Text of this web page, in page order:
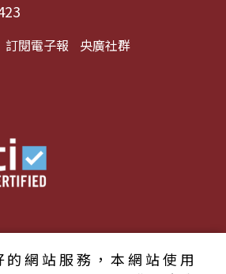
訂閱電子報 央廣社群
的網站服務，本網站使用